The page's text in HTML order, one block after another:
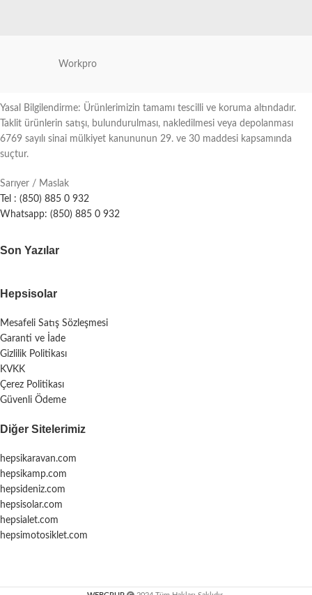
Workpro
Yasal Bilgilendirme: Ürünlerimizin tamamı tescilli ve koruma altındadır.
Taklit ürünlerin satışı, bulundurulması, nakledilmesi veya depolanması
6769 sayılı sinai mülkiyet kanununun 29. ve 30 maddesi kapsamında
suçtur.
Sarıyer / Maslak
Tel : (850) 885 0 932
Whatsapp: (850) 885 0 932
Son Yazılar
Hepsisolar
Mesafeli Satış Sözleşmesi
Garanti ve İade
Gizlilik Politikası
KVKK
Çerez Politikası
Güvenli Ödeme
Diğer Sitelerimiz
hepsikaravan.com
hepsikamp.com
hepsideniz.com
hepsisolar.com
hepsialet.com
hepsimotosiklet.com